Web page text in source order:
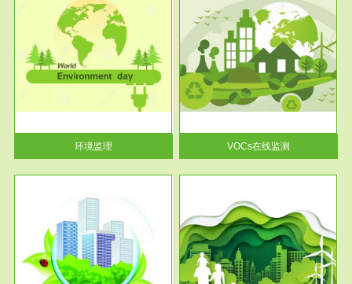
环境监理
服务范围
VOCs在线监测
根据《重点区域大气污染防
治“十二五”规划》有机废气净化
率达...
VOCs在线监测
服务范围
政府/园区级VOCs综合管控服务